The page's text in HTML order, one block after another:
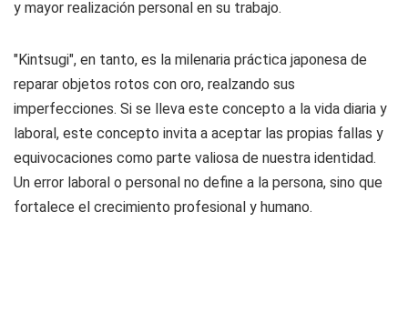
y mayor realización personal en su trabajo.
"Kintsugi", en tanto, es la milenaria práctica japonesa de
reparar objetos rotos con oro, realzando sus
imperfecciones. Si se lleva este concepto a la vida diaria y
laboral, este concepto invita a aceptar las propias fallas y
equivocaciones como parte valiosa de nuestra identidad.
Un error laboral o personal no define a la persona, sino que
fortalece el crecimiento profesional y humano.